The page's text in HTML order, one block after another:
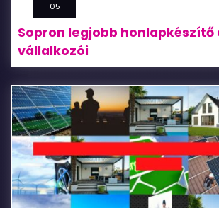
05
Sopron legjobb honlapkészítő
vállalkozói